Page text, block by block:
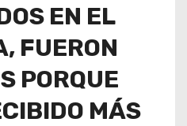
EN EL
FUERON
PORQUE
MÁS